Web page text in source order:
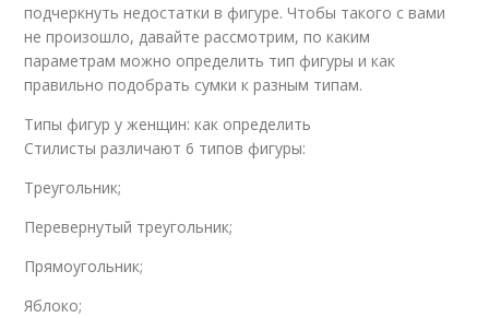
подчеркнуть недостатки в фигуре. Чтобы такого с вами
не произошло, давайте рассмотрим, по каким
параметрам можно определить тип фигуры и как
правильно подобрать сумки к разным типам.
Типы фигур у женщин: как определить
Стилисты различают 6 типов фигуры:
Треугольник;
Перевернутый треугольник;
Прямоугольник;
Яблоко;